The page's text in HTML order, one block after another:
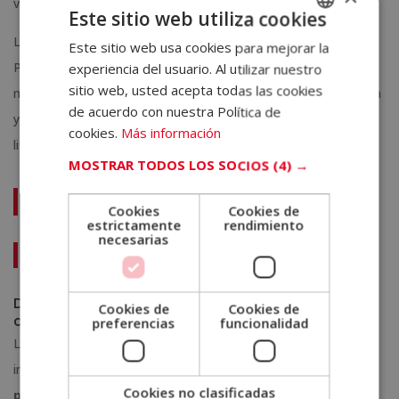
La observación consciente
es otra herramienta poderosa.
Prestar atención a los detalles cotidianos y convertirlos en
materia narrativa ayuda a desarrollar una mirada más profunda
y sensible, esencial para cualquier proceso de creatividad
literaria.
Te puede interesar:
Claves para aprender a escribir
Desarrollar la creatividad literaria con práctica y
constancia
La creatividad literaria no se activa solo cuando llega la
inspiración. Se construye con
práctica constante. Escribir con regularidad, analizar textos
SPANISH
PORTUGUESE
Este sitio web utiliza cookies
Este sitio web usa cookies para mejorar la
experiencia del usuario. Al utilizar nuestro
sitio web, usted acepta todas las cookies
de acuerdo con nuestra Política de
cookies. Más información
MOSTRAR TODOS LOS SOCIOS (4) →
Cookies
estrictamente
necesarias
Cookies de
rendimiento
Cookies de
preferencias
Cookies de
funcionalidad
Cookies no clasificadas